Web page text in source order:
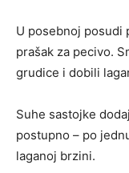
U posebnoj posudi
prašak za pecivo.
grudice i dobili
Suhe sastojke
postupno – po
laganoj brzini.